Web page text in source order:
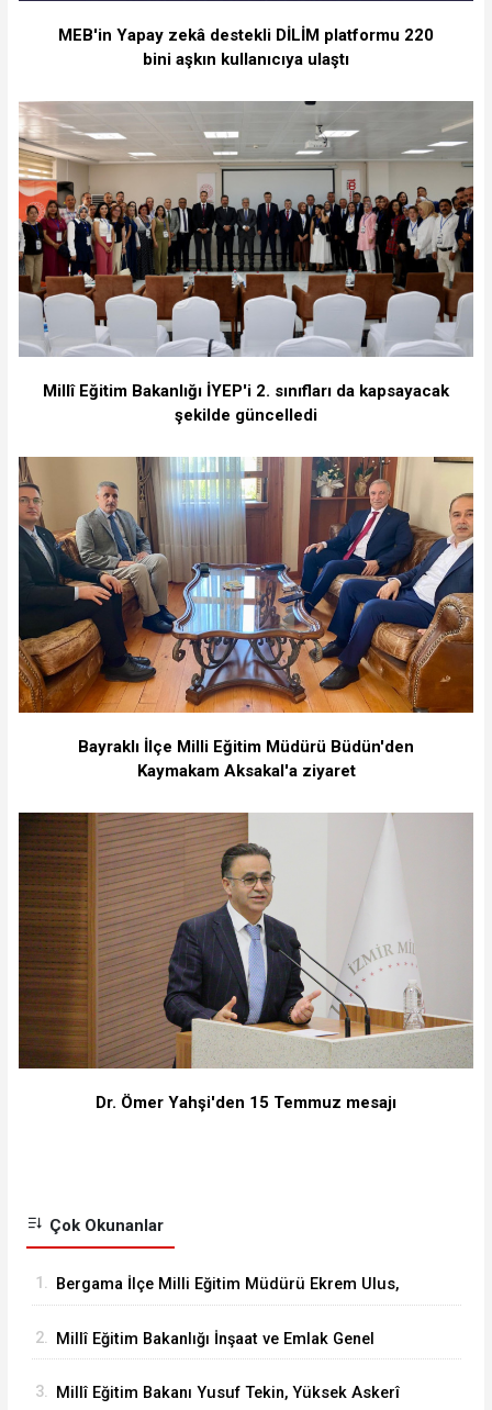
MEB'in Yapay zekâ destekli DİLİM platformu 220
bini aşkın kullanıcıya ulaştı
Millî Eğitim Bakanlığı İYEP'i 2. sınıfları da kapsayacak
şekilde güncelledi
Bayraklı İlçe Milli Eğitim Müdürü Büdün'den
Kaymakam Aksakal'a ziyaret
Dr. Ömer Yahşi'den 15 Temmuz mesajı
Çok Okunanlar
1. Bergama İlçe Milli Eğitim Müdürü Ekrem Ulus,
çalışmaları inceledi
2. Millî Eğitim Bakanlığı İnşaat ve Emlak Genel
İncelemelerde Bulundu
3. Millî Eğitim Bakanı Yusuf Tekin, Yüksek Askerî